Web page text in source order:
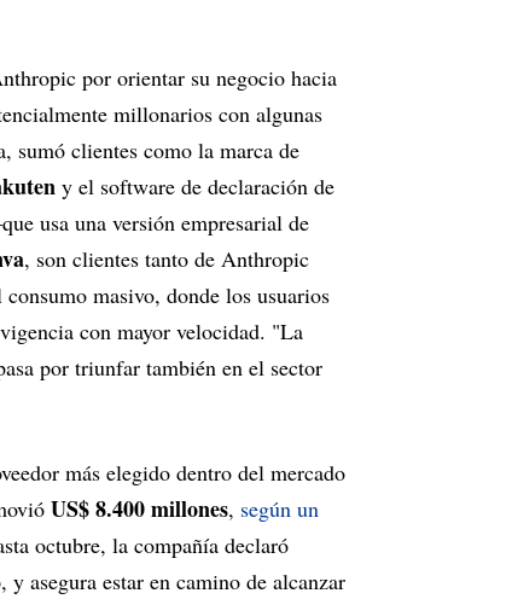
por orientar su negocio hacia
millonarios con algunas
sumó clientes como la marca de
y el software de declaración de
usa una versión empresarial de
, son clientes tanto de Anthropic
masivo, donde los usuarios
con mayor velocidad. "La
por triunfar también en el sector
más elegido dentro del mercado
US$ 8.400 millones, según un
octubre, la compañía declaró
y asegura estar en camino de alcanzar